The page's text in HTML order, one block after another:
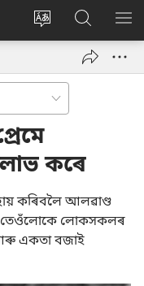
Change
language
লগ
ইন
window)
JW.ORG
ৱেবছাইট
অনুসন্ধান
কৰে
কৰিবলৈ আলৱাণ্ড
তেওঁলোকে লোকসকলৰ
একতা বজাই